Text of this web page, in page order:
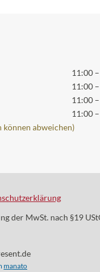
11:00
11:00
11:00
11:00
können abweichen)
der MwSt. nach §19
manato